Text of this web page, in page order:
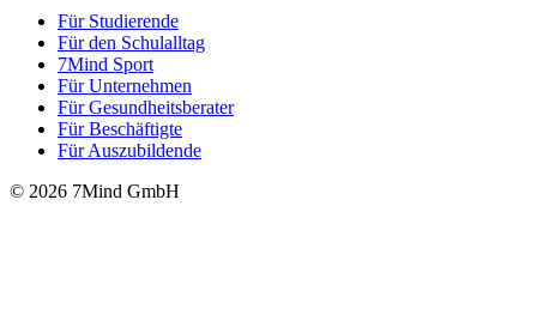
Für Stu­die­rende
Für den Schulalltag
7Mind Sport
Für Unter­neh­men
Für Gesund­heits­be­ra­ter
Für Beschäftigte
Für Auszubildende
© 2026 7Mind GmbH